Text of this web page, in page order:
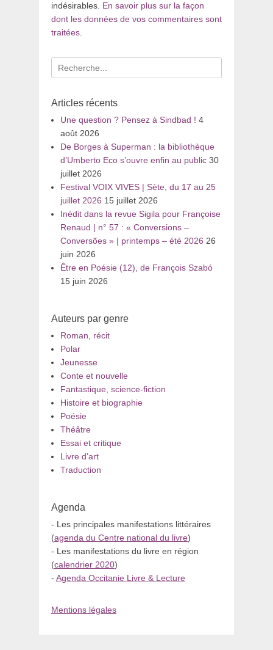
indésirables. En savoir plus sur la façon
dont les données de vos commentaires sont
traitées.
Recherche
pour
Articles récents
Une question ? Pensez à Sindbad ! 4
août 2026
De Borges à Superman : la bibliothèque
d’Umberto Eco s’ouvre enfin au public 30
juillet 2026
Festival VOIX VIVES | Sète, du 17 au 25
juillet 2026 15 juillet 2026
Inédit dans la revue Sigila pour Françoise
Renaud | n° 57 : « Conversions –
Conversões » | printemps – été 2026 26
juin 2026
Être en Poésie (12), de François Szabó
15 juin 2026
Auteurs par genre
Roman, récit
Polar
Jeunesse
Conte et nouvelle
Fantastique, science-fiction
Histoire et biographie
Poésie
Théâtre
Essai et critique
Livre d’art
Traduction
Agenda
- Les principales manifestations littéraires
(agenda du Centre national du livre)
- Les manifestations du livre en région
(calendrier 2020)
- Agenda Occitanie Livre & Lecture
Mentions légales